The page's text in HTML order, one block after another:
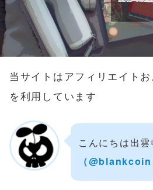
当サイトはアフィリエイト
を利用しています
こんにちは出
（‎@blankcoin